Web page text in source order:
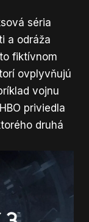
séria
a odráža
fiktívnom
ovplyvňujú
vojnu
priviedla
druhá